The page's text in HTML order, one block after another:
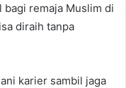
remaja Muslim di
diraih tanpa
karier sambil jaga